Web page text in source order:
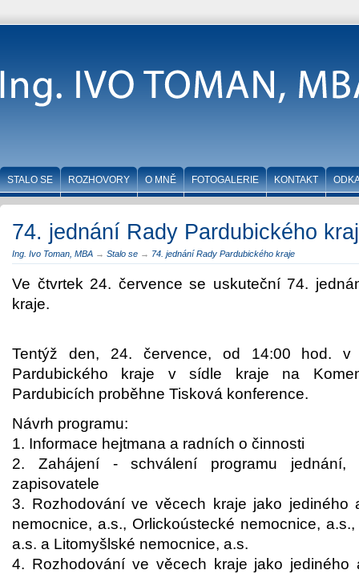
74. jednání Rady Pardubického
Ing. Ivo Toman, MBA → Stalo se → 74. jednání Rady Pardubického kraje
Ve čtvrtek 24. července se uskuteční 74.
kraje.
Tentýž den, 24. července, od 14:00 hod. v
Pardubického kraje v sídle kraje na
Pardubicích proběhne Tisková konference.
Návrh programu:
1. Informace hejtmana a radních o činnosti
2. Zahájení - schválení programu jednání,
zapisovatele
3. Rozhodování ve věcech kraje jako jediného
nemocnice, a.s., Orlickoústecké nemocnice,
a.s. a Litomyšlské nemocnice, a.s.
4. Rozhodování ve věcech kraje jako jediného
STALO SE ROZHOVORY O MNĚ FOTOGALERIE KONTAKT